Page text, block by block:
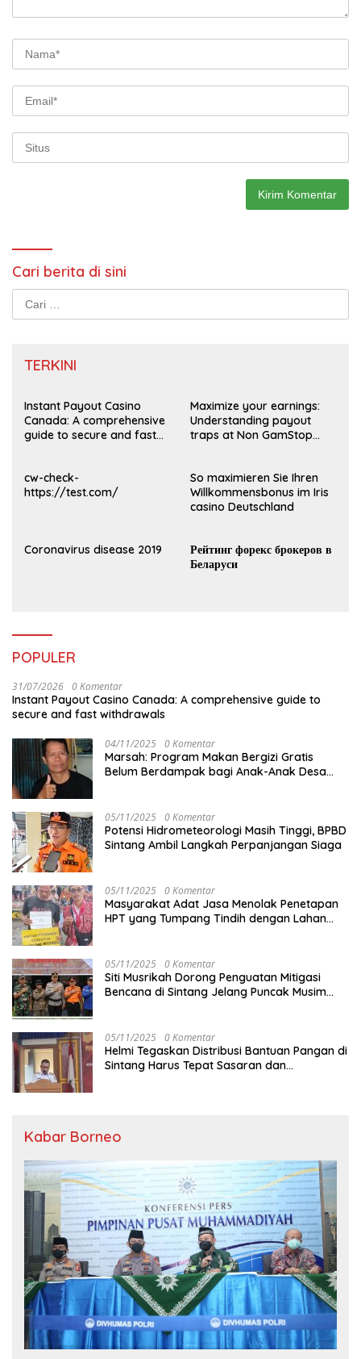
Cari berita di sini
Cari
untuk:
TERKINI
Instant Payout Casino
Canada: A comprehensive
guide to secure and fast
Maximize your earnings:
Understanding payout
traps at Non GamStop
cw-check-
https://test.com/
So maximieren Sie Ihren
Willkommensbonus im Iris
casino Deutschland
Coronavirus disease 2019
Рейтинг форекс брокеров в
Беларуси
POPULER
31/07/2026 0 Komentar
Instant Payout Casino Canada: A comprehensive guide to
secure and fast withdrawals
04/11/2025 0 Komentar
Marsah: Program Makan Bergizi Gratis
Belum Berdampak bagi Anak-Anak Desa
05/11/2025 0 Komentar
Potensi Hidrometeorologi Masih Tinggi, BPBD
Sintang Ambil Langkah Perpanjangan Siaga
05/11/2025 0 Komentar
Masyarakat Adat Jasa Menolak Penetapan
HPT yang Tumpang Tindih dengan Lahan
05/11/2025 0 Komentar
Siti Musrikah Dorong Penguatan Mitigasi
Bencana di Sintang Jelang Puncak Musim
05/11/2025 0 Komentar
Helmi Tegaskan Distribusi Bantuan Pangan di
Sintang Harus Tepat Sasaran dan
Kabar Borneo